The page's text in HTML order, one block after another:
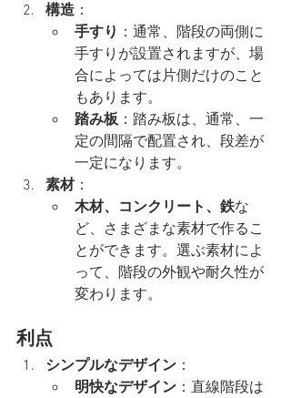
構造 ：
手すり ：通常、階段の両側に
手すりが設置されますが、場
合によっては片側だけのこと
もあります。
踏み板：踏み板は、通常、一
定の間隔で配置され、段差が
一定になります。
素材：
木材、コンクリート、鉄な
ど、さまざまな素材で作るこ
とができます。選ぶ素材によ
って、階段の外観や耐久性が
変わります。
利点
シンプルなデザイン ：
明快なデザイン ：直線階段は